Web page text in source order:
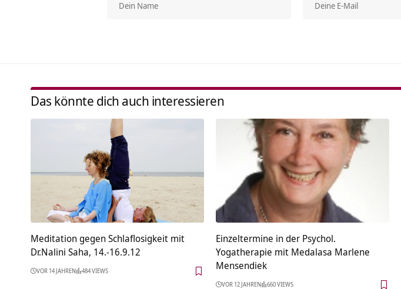
Das könnte dich auch interessieren
Meditation gegen Schlaflosigkeit mit
Dr.Nalini Saha, 14.-16.9.12
VOR 14 JAHREN 484 VIEWS
Einzeltermine in der Psychol.
Yogatherapie mit Medalasa Marlene
Mensendiek
VOR 12 JAHREN 660 VIEWS